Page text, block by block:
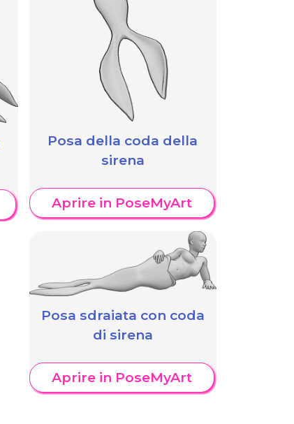
Posa della coda della
sirena
Aprire in PoseMyArt
Posa sdraiata con coda
di sirena
Aprire in PoseMyArt